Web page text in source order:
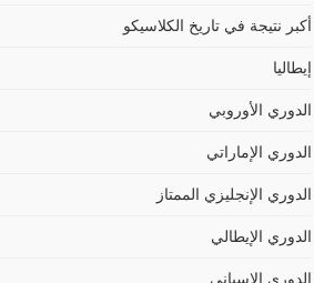
أكبر نتيجة في تاريخ الكلاسيكو
إيطاليا
الدوري الأوروبي
الدوري الإماراتي
الدوري الإنجليزي الممتاز
الدوري الإيطالي
الدوري الاسباني